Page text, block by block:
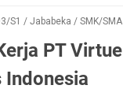
S1 / Jababeka / SMK/SMA
PT Virtue
Indonesia